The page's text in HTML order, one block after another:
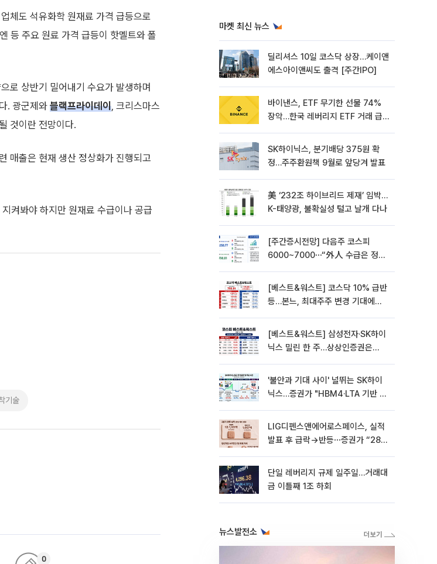
체도 석유화학 원재료 가격 급등으로
등 주요 원료 가격 급등이 핫멜트와 폴
로 상반기 밀어내기 수요가 발생하며
. 광군제와 블랙프라이데이, 크리스마스
것이란 전망이다.
매출은 현재 생산 정상화가 진행되고
켜봐야 하지만 원재료 수급이나 공급
기술
0
마켓 최신 뉴스
딜리셔스 10일 코스닥 상장…케이앤
에스아이앤씨도 출격 [주간IPO]
바이낸스, ETF 무기한 선물 74%
장악…한국 레버리지 ETF 거래 급
SK하이닉스, 분기배당 375원 확
정…주주환원책 9월로 앞당겨 발표
美 ‘232조 하이브리드 제재’ 임박…
K-태양광, 불확실성 털고 날개 다나
[주간증시전망] 다음주 코스피
6000~7000⋯“外人 수급은 정책
[베스트&워스트] 코스닥 10% 급반
등…본느, 최대주주 변경 기대에
[베스트&워스트] 삼성전자·SK하이
닉스 밀린 한 주…상상인증권은
'불안과 기대 사이' 널뛰는 SK하이
닉스…증권가 "HBM4·LTA 기반 펀
LIG디펜스앤에어로스페이스, 실적
발표 후 급락→반등⋯증권가 “28년
단일 레버리지 규제 일주일…거래대
금 이틀째 1조 하회
뉴스발전소